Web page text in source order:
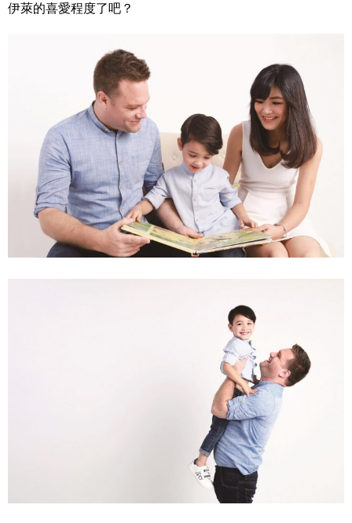
伊萊的喜愛程度了吧？